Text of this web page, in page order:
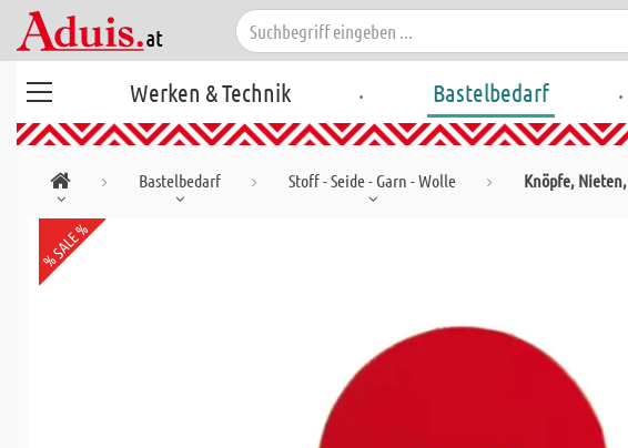
Werken & Technik . Bastelbedarf .
Bastelbedarf Stoff - Seide - Garn - Wolle Knöpfe,
% SALE %